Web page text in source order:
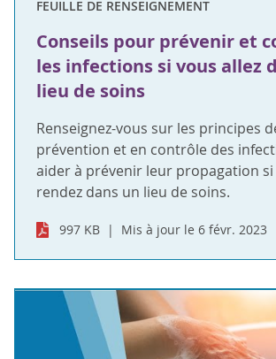
FEUILLE DE RENSEIGNEMENT
Conseils pour prévenir et
les infections si vous allez
lieu de soins
Renseignez-vous sur les principes
prévention et en contrôle des
aider à prévenir leur propagation si
rendez dans un lieu de soins.
997 KB Mis à jour le 6 févr. 2023